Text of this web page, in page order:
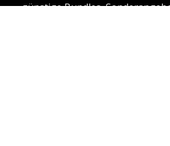
günstige Bundles,